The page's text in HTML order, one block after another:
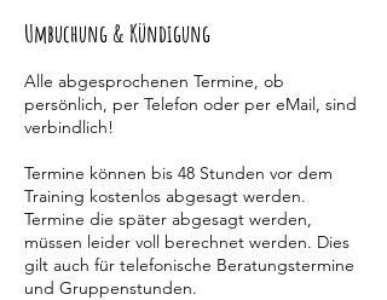
Umbuchung & Kündigung
Alle abgesprochenen Termine, ob
persönlich, per Telefon oder per eMail, sind
verbindlich!
Termine können bis 48 Stunden vor dem
Training kostenlos abgesagt werden.
Termine die später abgesagt werden,
müssen leider voll berechnet werden. Dies
gilt auch für telefonische Beratungstermine
und Gruppenstunden.